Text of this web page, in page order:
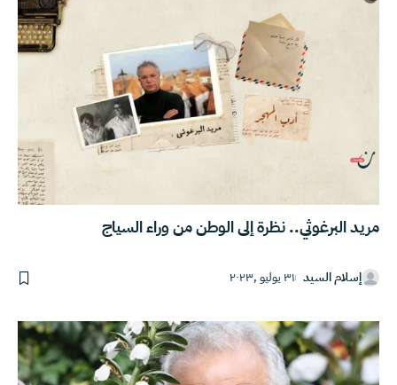
مريد البرغوثي.. نظرة إلى الوطن من وراء السياج
إسلام السيد ٣١ يوليو ,٢٠٢٣